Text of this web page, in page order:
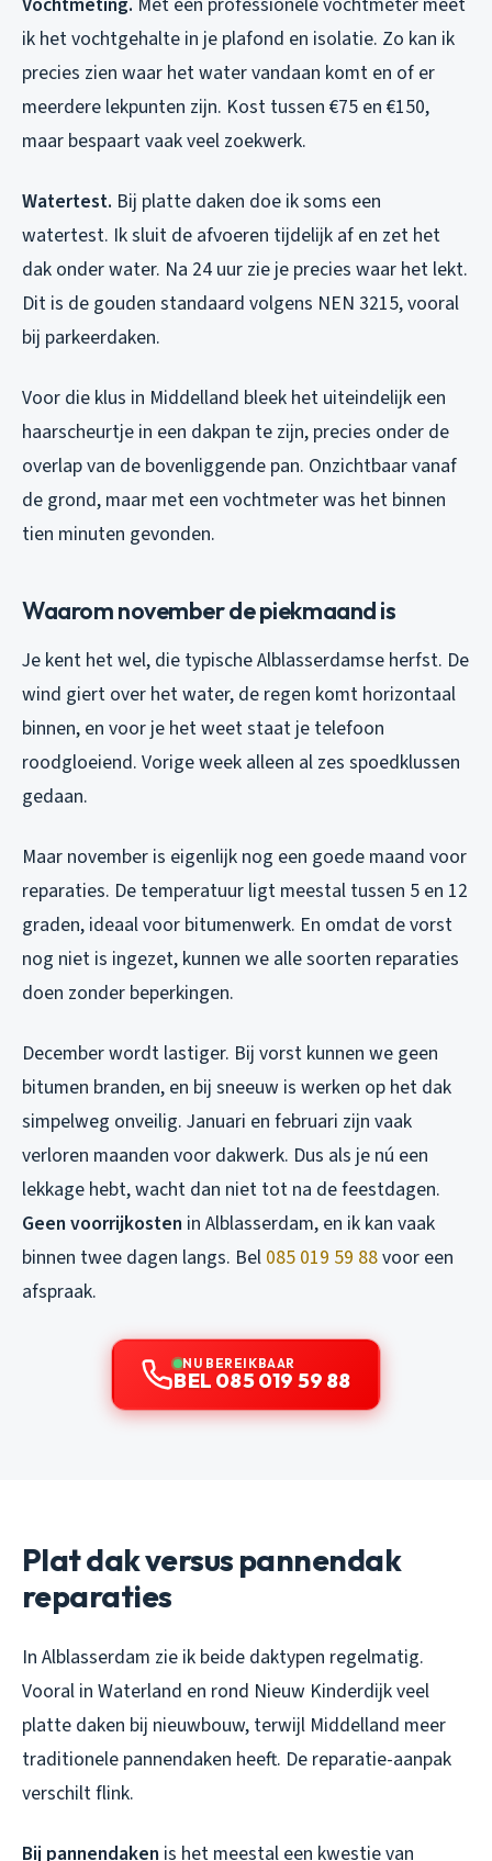
ik het vochtgehalte in je plafond en isolatie. Zo kan ik
precies zien waar het water vandaan komt en of er
meerdere lekpunten zijn. Kost tussen €75 en €150,
maar bespaart vaak veel zoekwerk.
Watertest. Bij platte daken doe ik soms een
watertest. Ik sluit de afvoeren tijdelijk af en zet het
dak onder water. Na 24 uur zie je precies waar het lekt.
Dit is de gouden standaard volgens NEN 3215, vooral
bij parkeerdaken.
Voor die klus in Middelland bleek het uiteindelijk een
haarscheurtje in een dakpan te zijn, precies onder de
overlap van de bovenliggende pan. Onzichtbaar vanaf
de grond, maar met een vochtmeter was het binnen
tien minuten gevonden.
Waarom november de piekmaand is
Je kent het wel, die typische Alblasserdamse herfst. De
wind giert over het water, de regen komt horizontaal
binnen, en voor je het weet staat je telefoon
roodgloeiend. Vorige week alleen al zes spoedklussen
gedaan.
Maar november is eigenlijk nog een goede maand voor
reparaties. De temperatuur ligt meestal tussen 5 en 12
graden, ideaal voor bitumenwerk. En omdat de vorst
nog niet is ingezet, kunnen we alle soorten reparaties
doen zonder beperkingen.
December wordt lastiger. Bij vorst kunnen we geen
bitumen branden, en bij sneeuw is werken op het dak
simpelweg onveilig. Januari en februari zijn vaak
verloren maanden voor dakwerk. Dus als je nú een
lekkage hebt, wacht dan niet tot na de feestdagen.
Geen voorrijkosten in Alblasserdam, en ik kan vaak
binnen twee dagen langs. Bel 085 019 59 88voor een
afspraak.
NU BEREIKBAAR
BEL 085 019 59 88
Plat dak versus pannendak
reparaties
In Alblasserdam zie ik beide daktypen regelmatig.
Vooral in Waterland en rond Nieuw Kinderdijk veel
platte daken bij nieuwbouw, terwijl Middelland meer
traditionele pannendaken heeft. De reparatie-aanpak
verschilt flink.
Bij pannendaken is het meestal een kwestie van